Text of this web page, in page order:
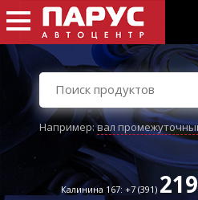
Например:вал
Калинина 167: +7 (391)